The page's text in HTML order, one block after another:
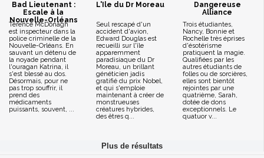
Bad Lieutenant :
Escale à la
Nouvelle-Orléans
Terence McDonagh
est inspecteur dans la
police criminelle de la
Nouvelle-Orléans. En
sauvant un détenu de
la noyade pendant
l'ouragan Katrina, il
s'est blessé au dos.
Désormais, pour ne
pas trop souffrir, il
prend des
médicaments
puissants, souvent, ...
L'Ile du Dr Moreau
Seul rescapé d'un
accident d'avion,
Edward Douglas est
recueilli sur l'île
apparemment
paradisiaque du Dr
Moreau, un brillant
généticien jadis
gratifié du prix Nobel,
et qui s'emploie
maintenant à créer de
monstrueuses
créatures hybrides,
des êtres q...
Dangereuse
Alliance
Trois étudiantes,
Nancy, Bonnie et
Rochelle très éprises
d'ésotérisme
pratiquent la magie.
Qualifiées par les
autres étudiants de
folles ou de sorcières,
elles sont bientôt
rejointes par une
quatrième, Sarah,
dotée de dons
exceptionnels. Le
quatuor v...